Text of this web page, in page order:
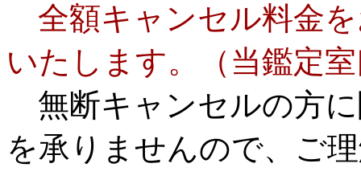
全額キャンセル料金
いたします。（当鑑定
無断キャンセルの方
を承りませんので、ご